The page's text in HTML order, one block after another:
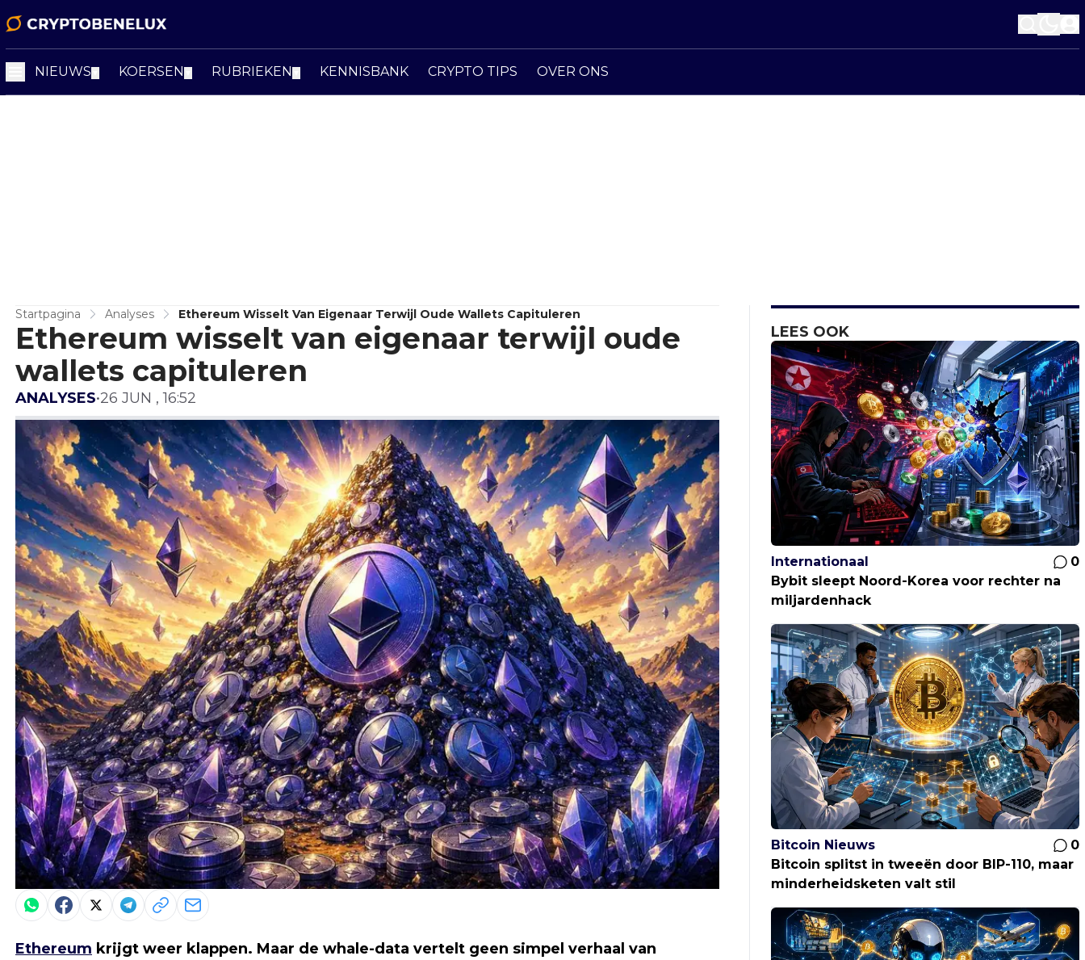
NIEUWS KOERSEN RUBRIEKEN KENNISBANK CRYPTO TIPS OVER ONS
Startpagina Analyses Ethereum Wisselt Van Eigenaar Terwijl Oude Wallets Capituleren
Ethereum wisselt van eigenaar terwijl oude
wallets capituleren
ANALYSES•26 JUN , 16:52
Ethereum krijgt weer klappen. Maar de whale-data vertelt geen simpel verhaal van
LEES OOK
Internationaal
0
Bybit sleept Noord-Korea voor rechter na
miljardenhack
Bitcoin Nieuws
0
Bitcoin splitst in tweeën door BIP-110, maar
minderheidsketen valt stil